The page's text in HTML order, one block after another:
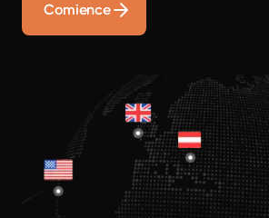
Comience